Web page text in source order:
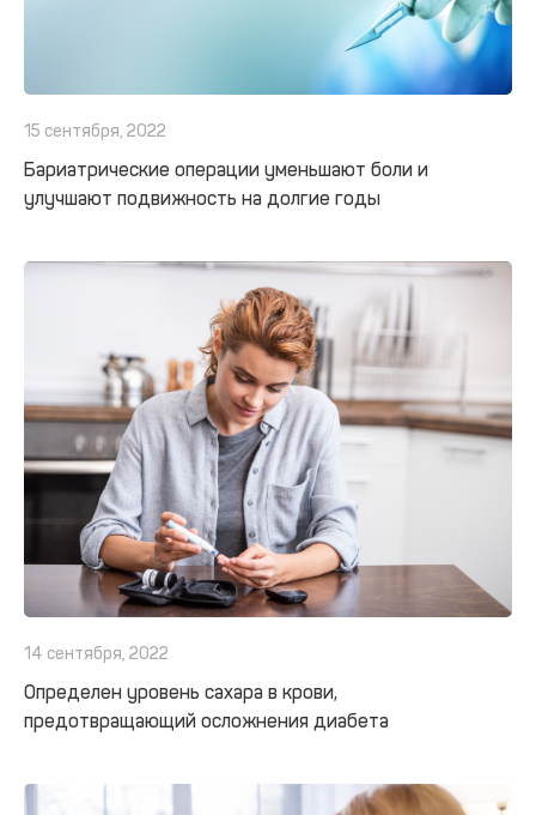
15 сентября, 2022
Бариатрические операции уменьшают боли и
улучшают подвижность на долгие годы
14 сентября, 2022
Определен уровень сахара в крови,
предотвращающий осложнения диабета